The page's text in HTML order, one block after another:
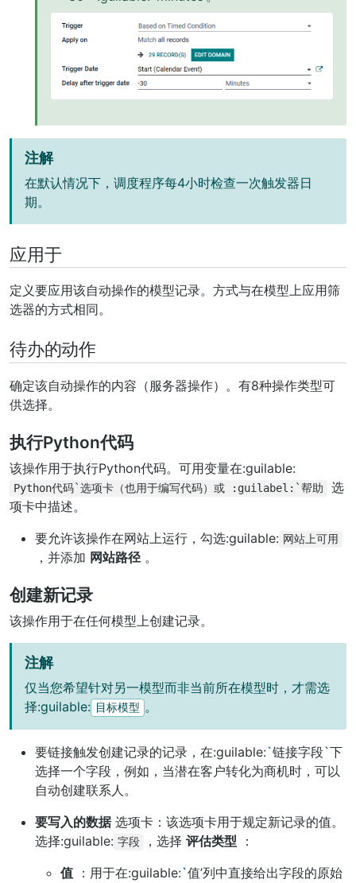
注解
在默认情况下，调度程序每4小时检查一次触发器日
期。
应用于
定义要应用该自动操作的模型记录。方式与在模型上应用筛
选器的方式相同。
待办的动作
确定该自动操作的内容（服务器操作）。有8种操作类型可
供选择。
执行Python代码
该操作用于执行Python代码。可用变量在:guilable:
Python代码`选项卡（也用于编写代码）或 :guilabel:`帮助
选
项卡中描述。
要允许该操作在网站上运行，勾选:guilable: 网站上可用
，并添加 网站路径。
创建新记录
该操作用于在任何模型上创建记录。
注解
仅当您希望针对另一模型而非当前所在模型时，才需选
择:guilable: 目标模型 。
要链接触发创建记录的记录，在:guilable:`链接字段`下
选择一个字段，例如，当潜在客户转化为商机时，可以
自动创建联系人。
要写入的数据选项卡：该选项卡用于规定新记录的值。
选择:guilable: 字段 ，选择 评估类型 ：
值 ：用于在:guilable:`值’列中直接给出字段的原始